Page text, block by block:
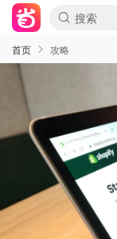
首页 攻略